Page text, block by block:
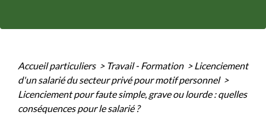
Accueil particuliers > Travail - Formation > Licenciement
d'un salarié du secteur privé pour motif personnel >
Licenciement pour faute simple, grave ou lourde : quelles
conséquences pour le salarié ?